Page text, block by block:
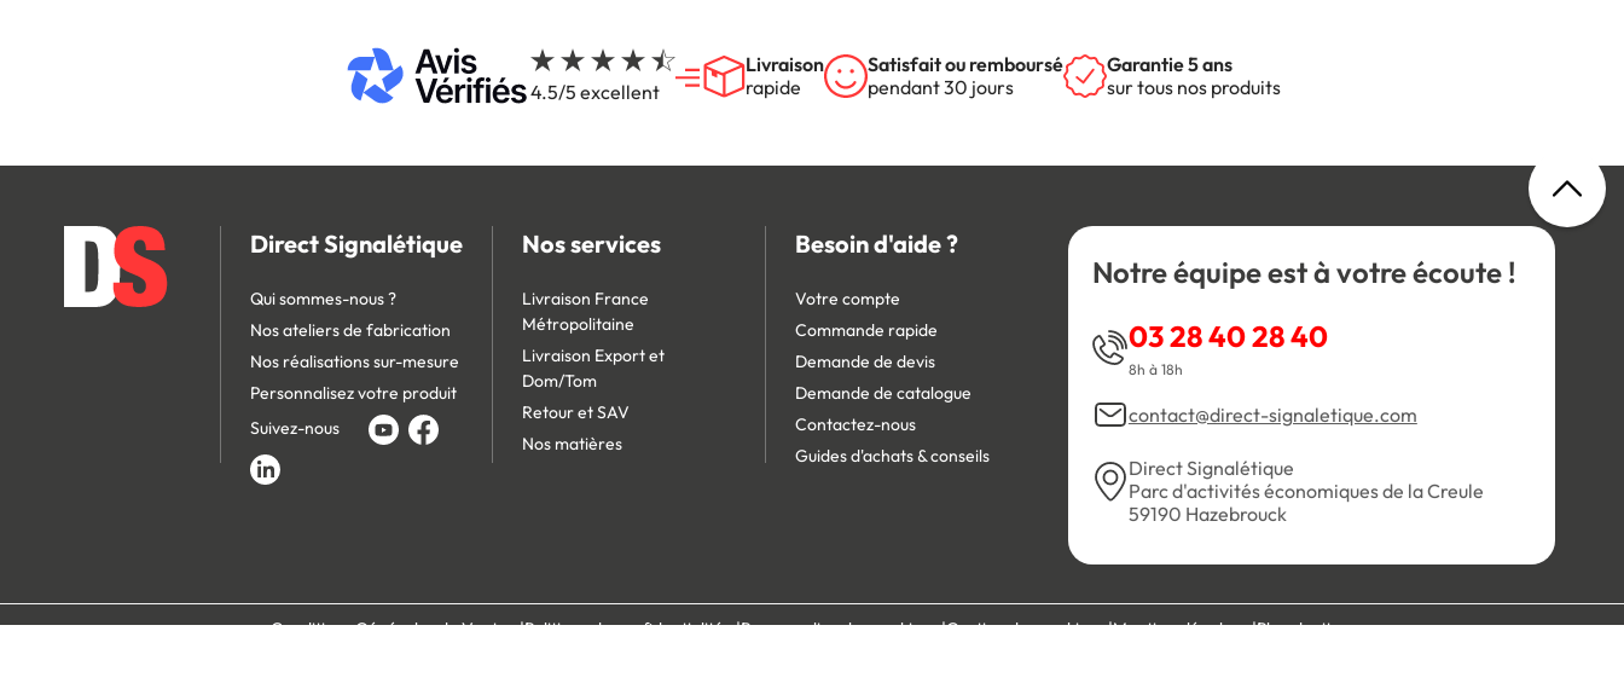
4.5/5 excellent
Livraison
rapide
Satisfait ou remboursé
pendant 30 jours
Garantie 5 ans
sur tous nos produits
Direct Signalétique
Qui sommes-nous ?
Nos ateliers de fabrication
Nos réalisations sur-mesure
Personnalisez votre produit
Suivez-nous
Nos services
Livraison France
Métropolitaine
Livraison Export et
Dom/Tom
Retour et SAV
Nos matières
Besoin d'aide ?
Votre compte
Commande rapide
Demande de devis
Demande de catalogue
Contactez-nous
Guides d'achats & conseils
Notre équipe est à votre écoute !
03 28 40 28 40
8h à 18h
contact@direct-signaletique.com
Direct Signalétique
Parc d'activités économiques de la Creule
59190 Hazebrouck
Conditions Générales de Vente Politique de confidentialité Personnaliser les cookies Gestion des cookies Mentions légales Plan du site